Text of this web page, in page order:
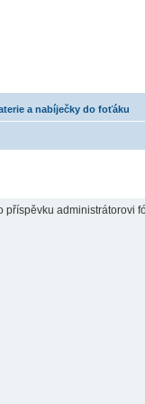
a nabíječky do foťáku